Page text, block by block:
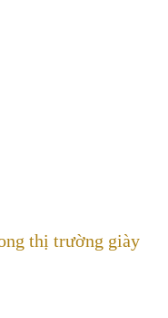
thị trường giày